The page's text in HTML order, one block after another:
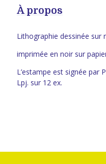
À propos
Lithographie dessinée sur
imprimée en noir sur
L’estampe est signée par
Lpj. sur 12 ex.